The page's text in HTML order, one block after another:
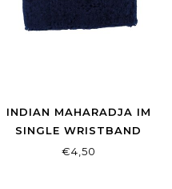
INDIAN MAHARADJA IM
SINGLE WRISTBAND
NAVY
€4,50